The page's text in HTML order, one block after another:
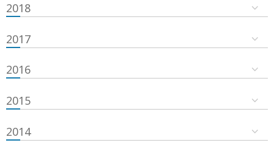
2018
2017
2016
2015
2014